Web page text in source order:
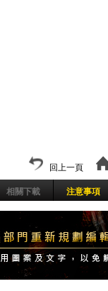
回上一頁
相關下載 注意事項